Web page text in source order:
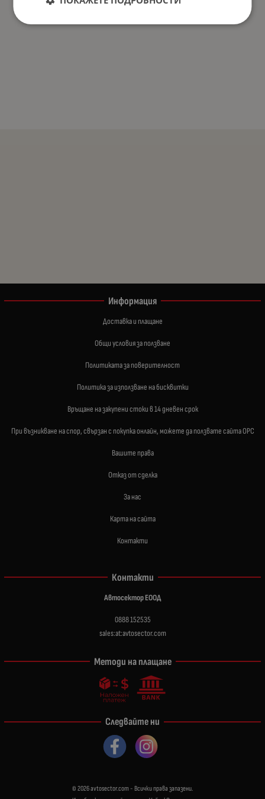
Информация
Доставка и плащане
Общи условия за ползване
Политиката за поверителност
Политика за използване на бисквитки
Връщане на закупени стоки в 14 дневен срок
При възникване на спор, свързан с покупка онлайн, можете да ползвате сайта ОРС
Вашите права
Отказ от сделка
За нас
Карта на сайта
Контакти
Контакти
Автосектор ЕООД
0888 152535
sales:at:avtosector.com
Методи на плащане
Следвайте ни
© 2026avtosector.com - Всички права запазени.